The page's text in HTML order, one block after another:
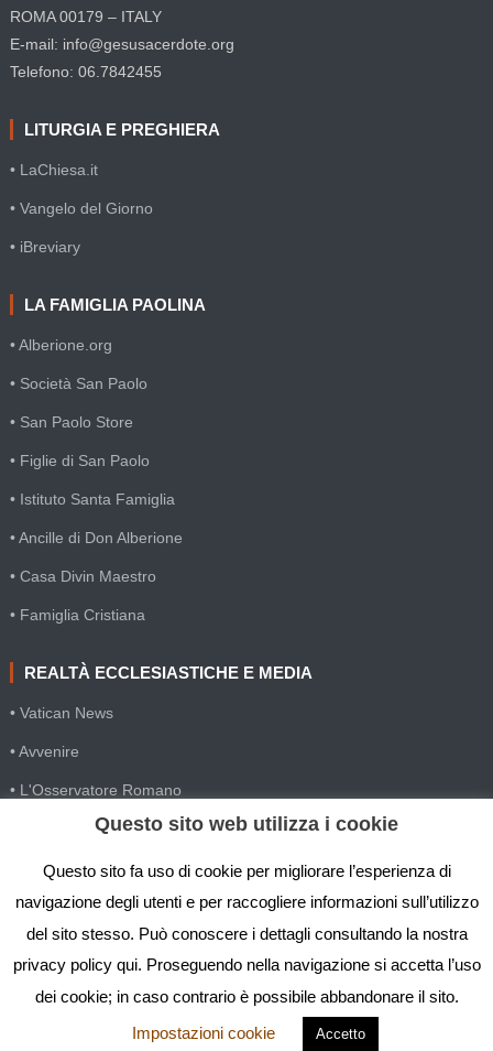
ROMA 00179 – ITALY
E-mail: info@gesusacerdote.org
Telefono: 06.7842455
LITURGIA E PREGHIERA
• LaChiesa.it
• Vangelo del Giorno
• iBreviary
LA FAMIGLIA PAOLINA
• Alberione.org
• Società San Paolo
• San Paolo Store
• Figlie di San Paolo
• Istituto Santa Famiglia
• Ancille di Don Alberione
• Casa Divin Maestro
• Famiglia Cristiana
REALTÀ ECCLESIASTICHE E MEDIA
• Vatican News
• Avvenire
• L'Osservatore Romano
• SIR Agenzia d'informazione
• Gesuiti Villapizzone
• Settimana della Comunicazione
• Festival Biblico
IGS - Istituto Gesù Sacerdote © Copyright 2019
Questo sito web utilizza i cookie
Questo sito fa uso di cookie per migliorare l’esperienza di
navigazione degli utenti e per raccogliere informazioni sull’utilizzo
del sito stesso. Può conoscere i dettagli consultando la nostra
privacy policy qui. Proseguendo nella navigazione si accetta l’uso
dei cookie; in caso contrario è possibile abbandonare il sito.
Impostazioni cookie
Accetto